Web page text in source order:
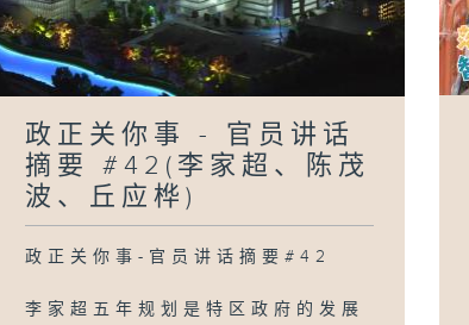
政正关你事 - 官员讲话
摘要 #42(李家超、陈茂
波、丘应桦)
政正关你事-官员讲话摘要#42
李家超五年规划是特区政府的发展